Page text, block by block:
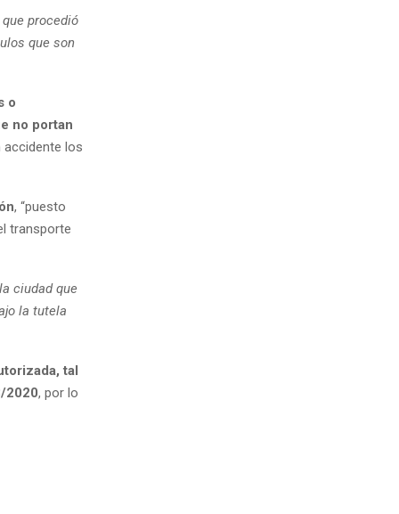
procedió
que son
o
no portan
accidente los
, “puesto
transporte
ciudad que
la tutela
tal
2020, por lo